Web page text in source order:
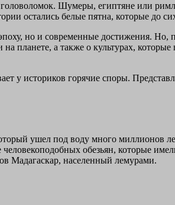
Шумеры, египтяне или
остались белые пятна, которые до
но и современные достижения. Но,
планете, а также о культурах,
у историков горячие споры.
ушел под воду много миллионов
обезьян, которые
Мадагаскар, населенный лемурами.